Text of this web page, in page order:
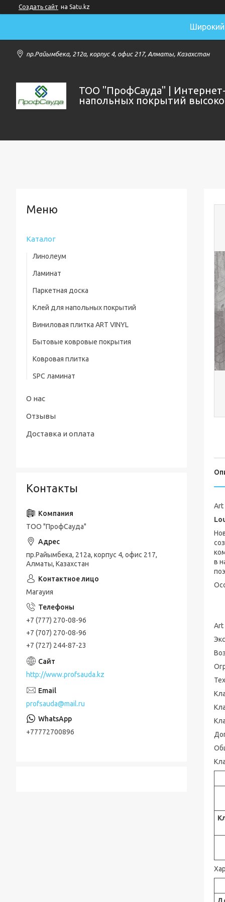
Создать сайт на Satu.kz
Широкий
пр.Райымбека, 212а, корпус 4, офис 217, Алматы, Казахстан
ТОО "ПрофСауда" |
напольных покрытий
Art
в
Art
Каталог
Линолеум
Ламинат
Паркетная доска
Клей для напольных покрытий
Виниловая плитка ART VINYL
Бытовые ковровые покрытия
Ковровая плитка
SPC ламинат
О нас
Отзывы
Доставка и оплата
Контакты
ТОО "ПрофСауда"
пр.Райымбека, 212а, корпус 4, офис 217,
Алматы, Казахстан
Магауия
+7 (777) 270-08-96
+7 (707) 270-08-96
+7 (727) 244-87-23
http://www.profsauda.kz
profsauda@mail.ru
+77772700896